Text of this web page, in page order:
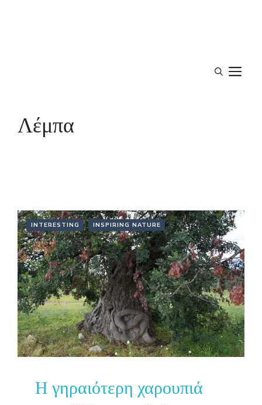
Λέμπα
INTERESTING INSPIRING NATURE
Η γηραιότερη χαρουπιά